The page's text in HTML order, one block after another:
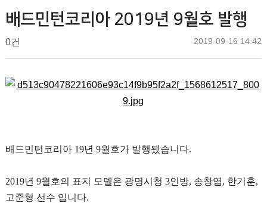
news
배드민턴코리아 2019년 9월호 발행
작
배
드
턴
댓
0건
작
2019-09-16 14:42
본
배드민턴코리아 19년 9월호가 발행됐습니다.
2019년 9월호의 표지 모델은 광명시청 3인방, 송창엽, 한기훈,
고준형 선수 입니다.